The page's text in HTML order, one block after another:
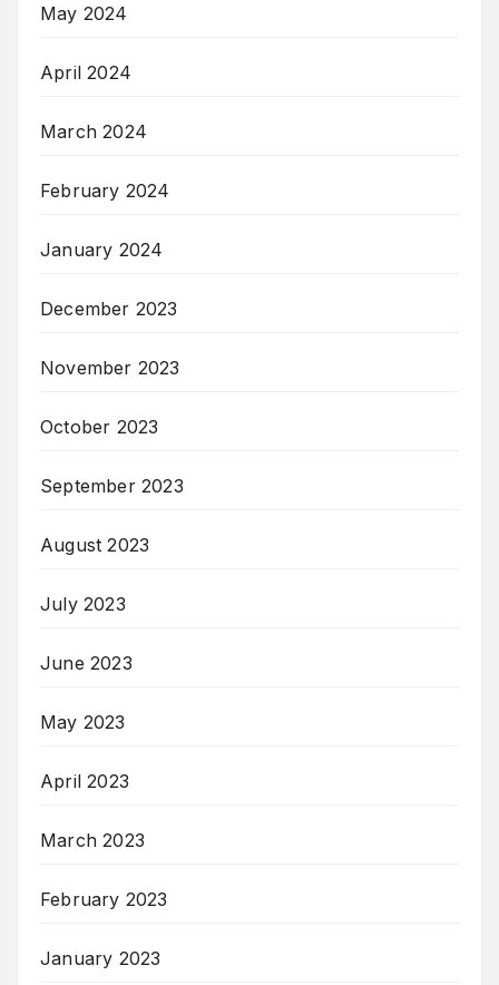
May 2024
April 2024
March 2024
February 2024
January 2024
December 2023
November 2023
October 2023
September 2023
August 2023
July 2023
June 2023
May 2023
April 2023
March 2023
February 2023
January 2023